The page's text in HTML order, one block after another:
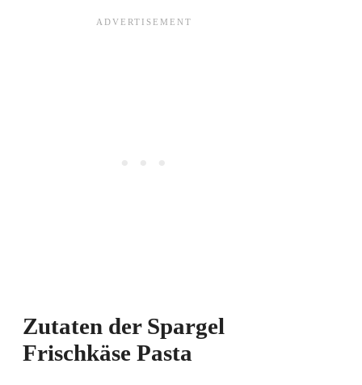
Zutaten der Spargel
Frischkäse Pasta